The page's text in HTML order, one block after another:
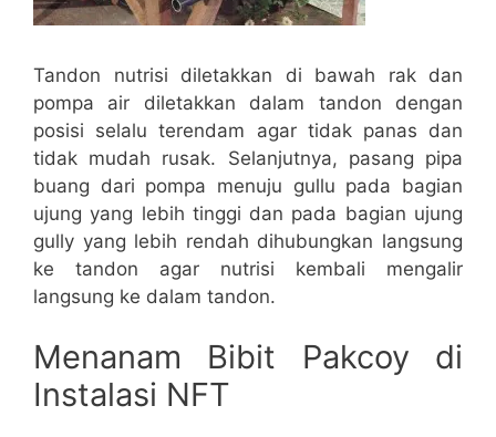
Tandon nutrisi diletakkan di bawah rak dan
pompa air diletakkan dalam tandon dengan
posisi selalu terendam agar tidak panas dan
tidak mudah rusak. Selanjutnya, pasang pipa
buang dari pompa menuju gullu pada bagian
ujung yang lebih tinggi dan pada bagian ujung
gully yang lebih rendah dihubungkan langsung
ke tandon agar nutrisi kembali mengalir
langsung ke dalam tandon.
Menanam Bibit Pakcoy di
Instalasi NFT